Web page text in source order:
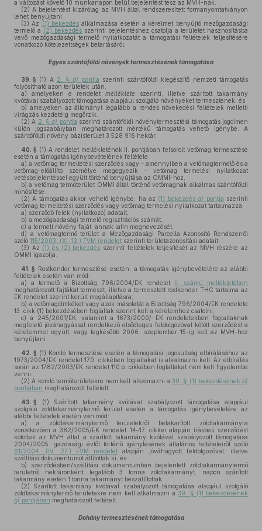
a változást követő 10 munkanapon belül bejelentést tesz az MVH-nak.
(2) A bejelentést kizárólag az MVH által rendszeresített formanyomtatványon
lehet benyújtani.
(3) Az (1) bekezdés alkalmazása esetén a kérelmet benyújtó mezőgazdasági
termelő a (2) bekezdés szerinti bejelentéshez csatolja a területet hasznosításba
vevő mezőgazdasági termelő nyilatkozatát a támogatási feltételek teljesítésére
vonatkozó kötelezettségek betartásáról.
Egyes szántóföldi növények termesztésének támogatása
39. § (1) A 2. §g) pontja szerinti szántóföldi kiegészítő nemzeti támogatás
folyósítható azon területek után,
a) amelyeken e rendelet melléklete szerinti, illetve szárított takarmány
kvótával szabályozott támogatása alapjául szolgáló növényeket termesztenek, és
b) amelyeken az állományt legalább a rendes növekedési feltételek melletti
virágzás kezdetéig megőrzik.
(2) A 2. §g) pontja szerinti szántóföldi növénytermesztési támogatás jogcímen
külön jogszabályban meghatározott mértékű támogatás vehető igénybe. A
szántóföldi növény bázisterület 3 528 916 hektár.
40. § (1) A rendelet mellékletének II. pontjában felsorolt vetőmag termesztése
esetén a támogatás igénybevételének feltétele:
a) a vetőmag termeltetési szerződés vagy – amennyiben a vetőmagtermelő és a
vetőmag-előállító személye megegyezik – vetőmag termelési nyilatkozat
vetésbejelentéssel együtt történő benyújtása az OMMI-hoz,
b) a vetőmag termőterület OMMI által történő vetőmagnak alkalmas szántóföldi
minősítése.
(2) A támogatás akkor vehető igénybe, ha az (1) bekezdésa) pontja szerinti
vetőmag termeltetési szerződés vagy vetőmag termelési nyilatkozat tartalmazza
a) szerződő felek (nyilatkozó) adatait,
b) a mezőgazdasági termelő regisztrációs számát,
c) a termelt növény faját, annak latin megnevezését,
d) a vetőmagtermő terület a Mezőgazdasági Parcella Azonosító Rendszerről
szóló 115/2003. (XI. 13.) FVM rendelet szerinti területazonosítási adatait.
(3) Az (1) és (2) bekezdés szerinti feltételek teljesítését az MVH részére az
OMMI igazolja.
41. § Rostkender termesztése esetén, a támogatás igénybevételére az alábbi
feltételek esetén van mód:
a) a termelő a Bizottság 796/2004/EK rendelet
II. számú mellékletében
meghatározott fajtákat termeszt, illetve a termesztett rostkender THC tartalma az
EK rendelet szerint került megállapításra;
b) a vetőmagcímkéket vagy azok másolatát a Bizottság 796/2004/EK rendelete
13. cikk (1) bekezdésében foglaltak szerint kell a kérelemhez csatolni;
c) a 245/2001/EK, valamint a 1673/2000/ EK rendeletekben foglaltaknak
megfelelő jóváhagyással rendelkező elsődleges feldolgozóval kötött szerződést a
kérelemmel együtt, vagy legkésőbb 2006. szeptember 15-ig kell az MVH-hoz
benyújtani.
42. § (1) Komló termesztése esetén a támogatási jogosultság elbírálásához az
1973/2004/EK rendelet 170. cikkében foglaltakat is alkalmazni kell. Az elbírálás
során az 1782/2003/EK rendelet 110.o. cikkében foglaltakat nem kell figyelembe
venni.
(2) A komló termőterületekre nem kell alkalmazni a 39. § (1) bekezdésének b)
pontjában meghatározott feltételt.
43. § (1) Szárított takarmány kvótával szabályozott támogatása alapjául
szolgáló zöldtakarmánytermő terület esetén a támogatás igénybevételére az
alábbi feltételek esetén van mód:
a) a zöldtakarmánytermő területekről betakarított zöldtakarmányra
vonatkozóan a 382/2005/EK rendelet 14–17. cikkei alapján írásbeli szerződést
kötöttek az MVH által a szárított takarmány kvótával szabályozott támogatása
2004/2005. gazdasági évtől történő igénylésének általános feltételeiről szóló
61/2004. (IV. 27.) FVM rendelet alapján jóváhagyott feldolgozóval, illetve
szállítási dokumentumot állítottak ki, és
b) szerződésben/szállítási dokumentumban bejelentett zöldtakarmánytermő
területről hektáronként legalább 3 tonna zöldtakarmányt, napon szárított
takarmány esetén 1 tonna takarmányt beszállítottak.
(2) Szárított takarmány kvótával szabályozott támogatása alapjául szolgáló
zöldtakarmánytermő területekre nem kell alkalmazni a39. § (1) bekezdésének
b) pontjában meghatározott feltételt.
Dohány termesztésének támogatása